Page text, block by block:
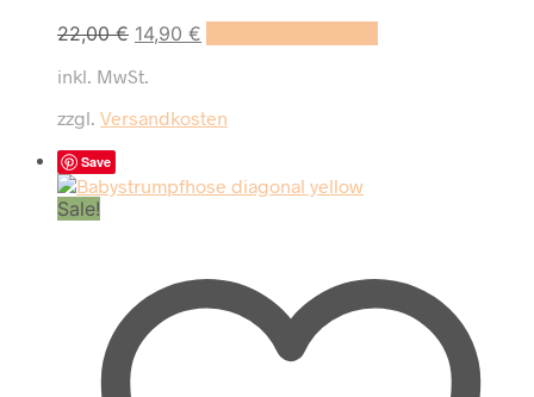
22,00€ 14,90 €
Produktseite
gewählt
werden
inkl. MwSt.
zzgl. Versandkosten
Save
Sale!